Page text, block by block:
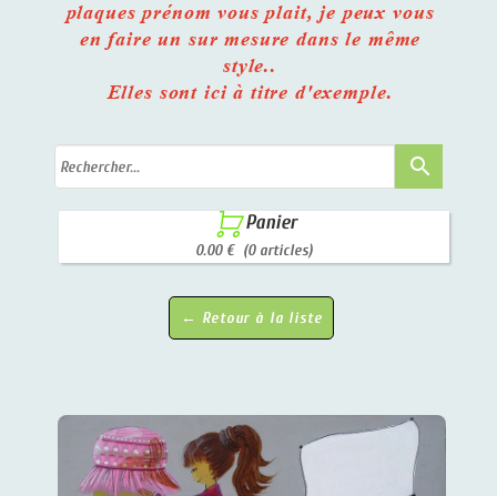
plaques prénom vous plait, je peux vous
en faire un sur mesure dans le même
style..
Elles sont ici à titre d'exemple.
search
 Panier
0.00 € (0 articles)
← Retour à la liste